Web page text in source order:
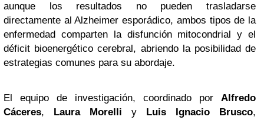
aunque los resultados no pueden trasladarse
directamente al Alzheimer esporádico, ambos tipos de la
enfermedad comparten la disfunción mitocondrial y el
déficit bioenergético cerebral, abriendo la posibilidad de
estrategias comunes para su abordaje.
El equipo de investigación, coordinado por Alfredo
Cáceres, Laura Morelli y Luis Ignacio Brusco,